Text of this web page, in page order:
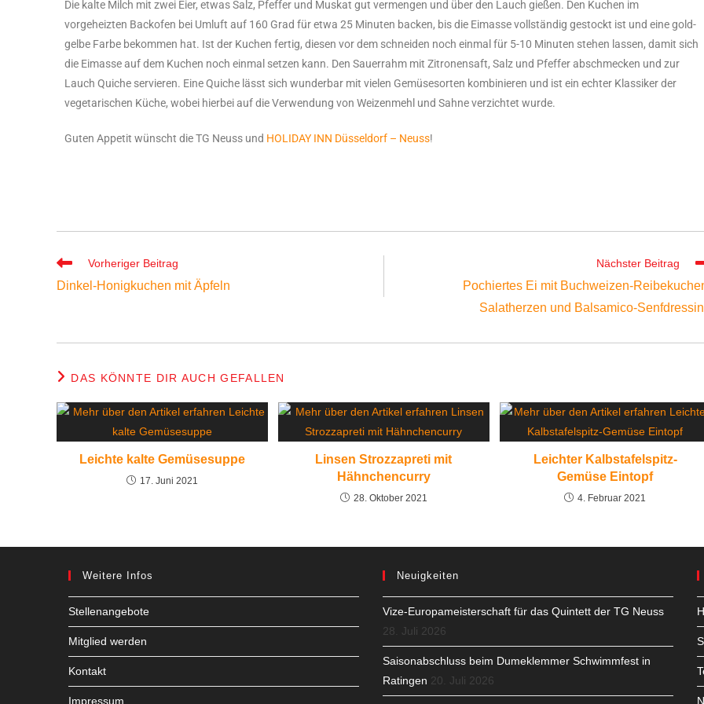
Die kalte Milch mit zwei Eier, etwas Salz, Pfeffer und Muskat gut vermengen und über den Lauch gießen. Den Kuchen im
vorgeheizten Backofen bei Umluft auf 160 Grad für etwa 25 Minuten backen, bis die Eimasse vollständig gestockt ist und eine gold-
gelbe Farbe bekommen hat. Ist der Kuchen fertig, diesen vor dem schneiden noch einmal für 5-10 Minuten stehen lassen, damit sich
die Eimasse auf dem Kuchen noch einmal setzen kann. Den Sauerrahm mit Zitronensaft, Salz und Pfeffer abschmecken und zur
Lauch Quiche servieren. Eine Quiche lässt sich wunderbar mit vielen Gemüsesorten kombinieren und ist ein echter Klassiker der
vegetarischen Küche, wobei hierbei auf die Verwendung von Weizenmehl und Sahne verzichtet wurde.
Guten Appetit wünscht die TG Neuss und HOLIDAY INN Düsseldorf – Neuss!
Vorheriger Beitrag
Dinkel-Honigkuchen mit Äpfeln
Nächster Beitrag
Pochiertes Ei mit Buchweizen-
Salatherzen und Balsamico-
DAS KÖNNTE DIR AUCH GEFALLEN
Leichte kalte Gemüsesuppe
17. Juni 2021
Linsen Strozzapreti mit
Hähnchencurry
28. Oktober 2021
Leichter Kalbstafelspitz-
Gemüse Eintopf
4. Februar 2021
Weitere Infos
Stellenangebote
Mitglied werden
Kontakt
Impressum
Neuigkeiten
Vize-Europameisterschaft für das Quintett der TG Neuss
28. Juli 2026
Saisonabschluss beim Dumeklemmer Schwimmfest in
Ratingen 20. Juli 2026